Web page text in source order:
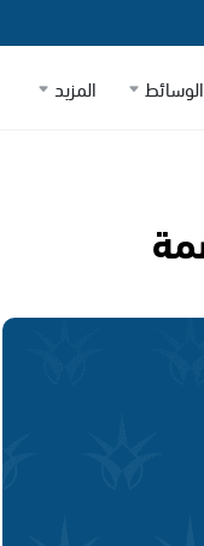
الوسائط المزيد